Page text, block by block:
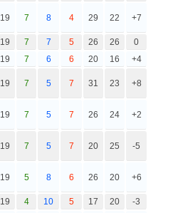
19 7 8 4 29 22 +7
19 7 7 5 26 26
0
19 7 6 6 20 16 +4
19 7 5 7 31 23 +8
19 7 5 7 26 24 +2
19 7 5 7 20 25 -5
19 5 8 6 26 20 +6
19 4 10 5 17 20 -3